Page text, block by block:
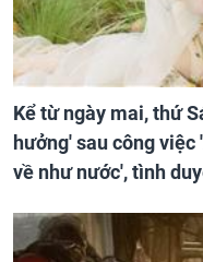
Kể từ ngày mai, thứ
hưởng' sau công
về như nước', tình